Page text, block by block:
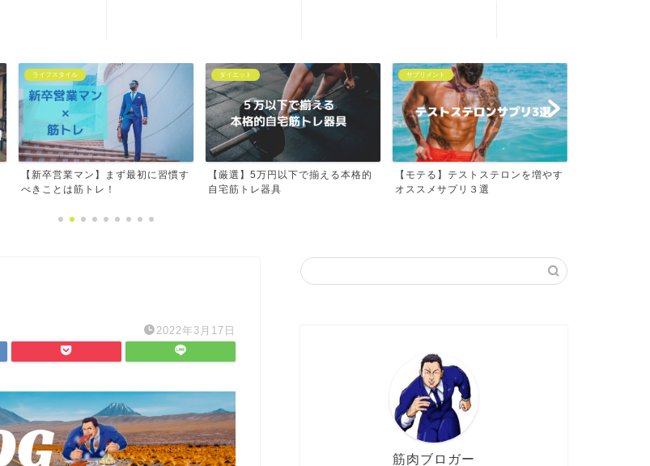
ライフスタイル
【新卒営業マン】まず最初に習慣す
べきことは筋トレ！
ダイエット
【厳選】5万円以下で揃える本格的
自宅筋トレ器具
サプリメント
【モテる】テストステロンを増やす
オススメサプリ３選
2022年3月17日
筋肉ブロガー